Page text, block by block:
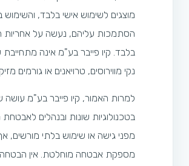
מוצגים לשימוש אישי בלבד, והשימוש
הסתמכות עליהם, נעשה על
בלבד. קיו פייבר בע"מ אינה
נקי מווירוסים, טרויאנים או גורמים
למרות האמור, קיו פייבר בע"מ עושה
בטכנולוגיות שונות ובנהלים לאבטחת
מפני גישה או שימוש בלתי מורשים,
מספקת אבטחה מוחלטת. אין הבטחה